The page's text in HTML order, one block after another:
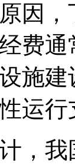
因
费
施
运
，